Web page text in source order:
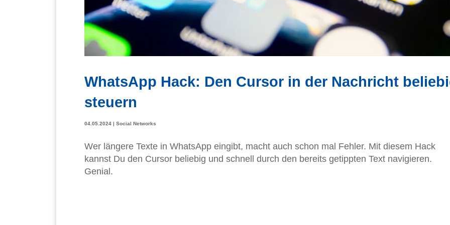
WhatsApp Hack: Den Cursor in der Nachricht
steuern
04.05.2024 | Social Networks
Wer längere Texte in WhatsApp eingibt, macht auch schon mal Fehler. Mit diesem Hack
kannst Du den Cursor beliebig und schnell durch den bereits getippten Text navigieren.
Genial.